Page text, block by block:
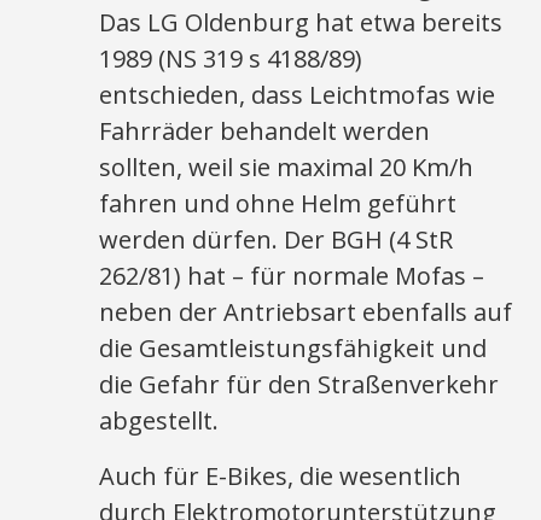
Das LG Oldenburg hat etwa bereits
1989 (NS 319 s 4188/89)
entschieden, dass Leichtmofas wie
Fahrräder behandelt werden
sollten, weil sie maximal 20 Km/h
fahren und ohne Helm geführt
werden dürfen. Der BGH (4 StR
262/81) hat – für normale Mofas –
neben der Antriebsart ebenfalls auf
die Gesamtleistungsfähigkeit und
die Gefahr für den Straßenverkehr
abgestellt.
Auch für E-Bikes, die wesentlich
durch Elektromotorunterstützung